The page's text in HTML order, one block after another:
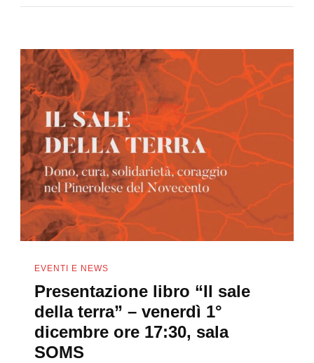
EVENTI E NEWS
Presentazione libro “Il sale
della terra” – venerdì 1°
dicembre ore 17:30, sala
SOMS